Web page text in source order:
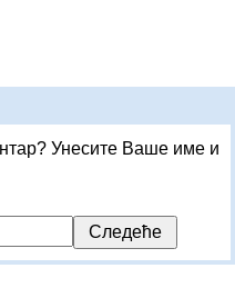
Унесите Ваше име и